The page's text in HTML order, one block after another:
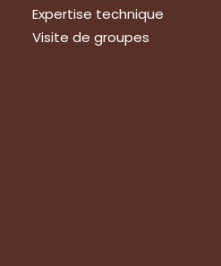
Expertise technique
Visite de groupes